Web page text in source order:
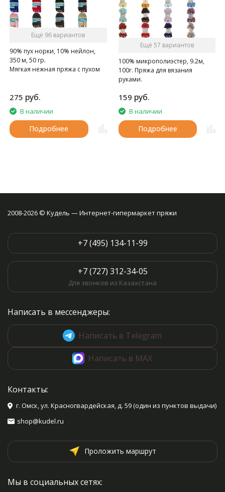
Ещё 96 вариантов
90% пух норки, 10% нейлон,
350 м, 50 гр.
Мягкая нежная пряжа с пухом
275 руб.
В наличии
Подробнее
Ещё 57 вариантов
100% микрополиэстер, 9.2м,
100г. Пряжа для вязания
руками.
159 руб.
В наличии
Подробнее
2008-2026 © Кудель — Интернет-гипермаркет пряжи
+7 (495) 134-11-99
+7 (727) 312-34-05
Для звонков из Казахстана
Написать в мессенджеры:
Написать в Telegram
Написать в MAX
Контакты:
г. Омск, ул. Красногвардейская, д. 59 (один из пунктов выдачи)
shop@kudel.ru
Проложить маршрут
Мы в социальных сетях: